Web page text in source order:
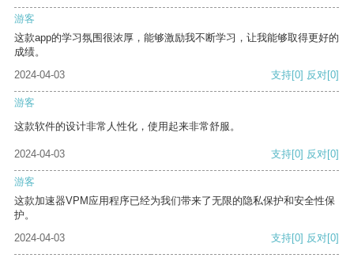
游客
这款app的学习氛围很浓厚，能够激励我不断学习，让我能够取得更好的
成绩。
2024-04-03
支持[0] 反对[0]
游客
这款软件的设计非常人性化，使用起来非常舒服。
2024-04-03 支持[0] 反对[0]
游客
这款加速器VPM应用程序已经为我们带来了无限的隐私保护和安全性保
护。
2024-04-03
支持[0] 反对[0]